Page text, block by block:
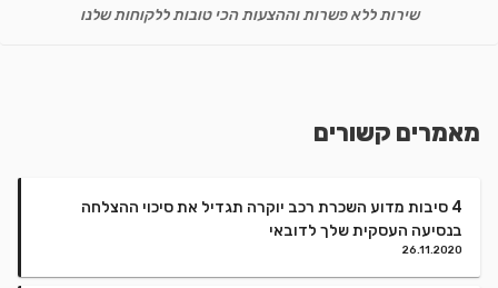
שירות ללא פשרות וההצעות הכי טובות ללקוחות שלנו
מאמרים קשורים
4 סיבות מדוע השכרת רכב יוקרה תגדיל את סיכוי ההצלחה
בנסיעה העסקית שלך לדובאי
26.11.2020